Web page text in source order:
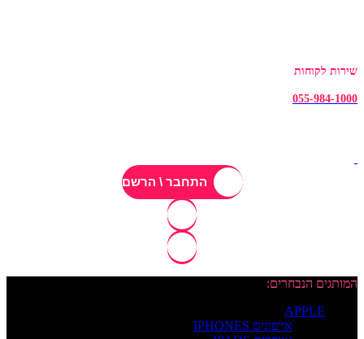
שירות לקוחות
055-984-1000
התחבר \ הרשם
המותגים הנבחרים:
APPLE
אייפונים IPHONES